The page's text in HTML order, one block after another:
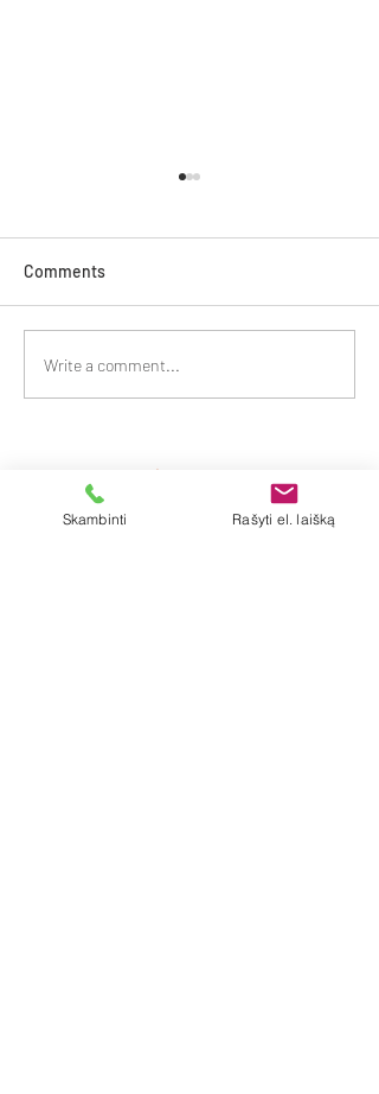
Foto-realistinės
medžiagos interjero
Comments
Write a comment...
Skambinti Rašyti el. laišką